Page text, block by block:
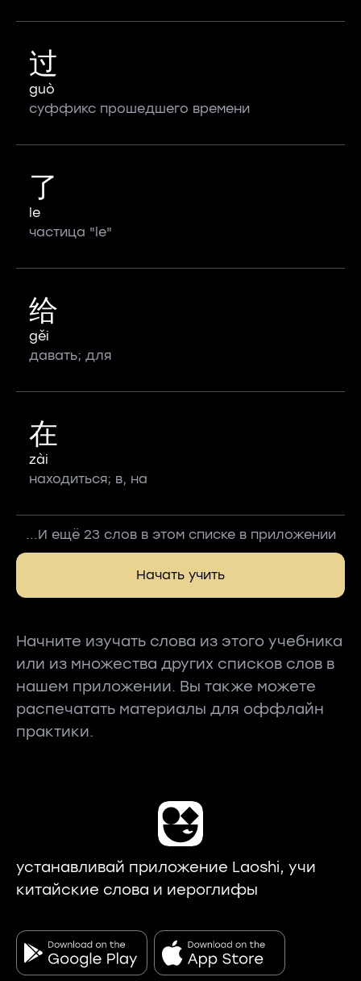
过
guò
суффикс прошедшего времени
了
le
частица "le"
给
gěi
давать; для
在
zài
находиться; в, на
...И ещё 23 слов в этом списке в приложении
Начать учить
Начните изучать слова из этого учебника
или из множества других списков слов в
нашем приложении. Вы также можете
распечатать материалы для оффлайн
практики.
устанавливай приложение Laoshi, учи
китайские слова и иероглифы